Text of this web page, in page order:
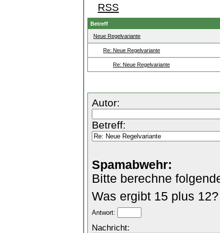
RSS
Betreff
Neue Regelvariante
Re: Neue Regelvariante
Re: Neue Regelvariante
Autor:
Betreff:
Spamabwehr:
Bitte berechne
Was ergibt 15 plus 12?
Antwort:
Nachricht: